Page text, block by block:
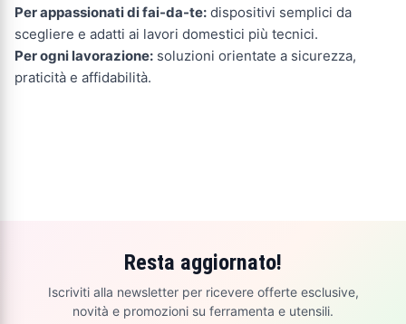
Per appassionati di fai-da-te: dispositivi semplici da
scegliere e adatti ai lavori domestici più tecnici.
Per ogni lavorazione: soluzioni orientate a sicurezza,
praticità e affidabilità.
Resta aggiornato!
Iscriviti alla newsletter per ricevere offerte esclusive,
novità e promozioni su ferramenta e utensili.